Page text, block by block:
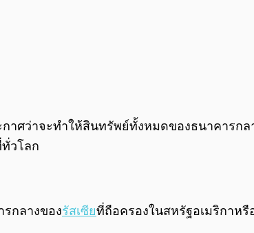
ศว่าจะทำให้สินทรัพย์ทั้งหมดของธนาคารกล
วโลก
กลางของรัสเซียที่ถือครองในสหรัฐอเมริกาห